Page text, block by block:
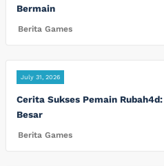
Bermain
Berita Games
July 31, 2026
Cerita Sukses Pemain
Besar
Berita Games